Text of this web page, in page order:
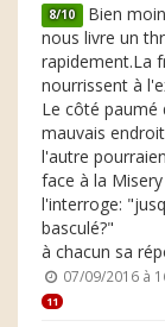
8/10 Bien
nous livre un
rapidement.La
nourrissent à
Le côté paumé
mauvais
l'autre
face à la
l'interroge:
basculé?"
à chacun sa
07/09/2016 à
11